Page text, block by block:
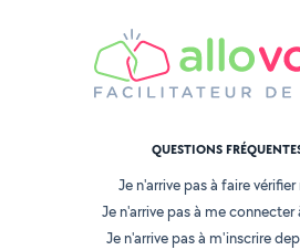
QUESTIONS
Je n'arrive pas à faire
Je n'arrive pas à me
Je n'arrive pas à m'inscrire